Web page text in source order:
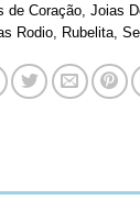
de Coração Joias
Rodio, Rubelita,